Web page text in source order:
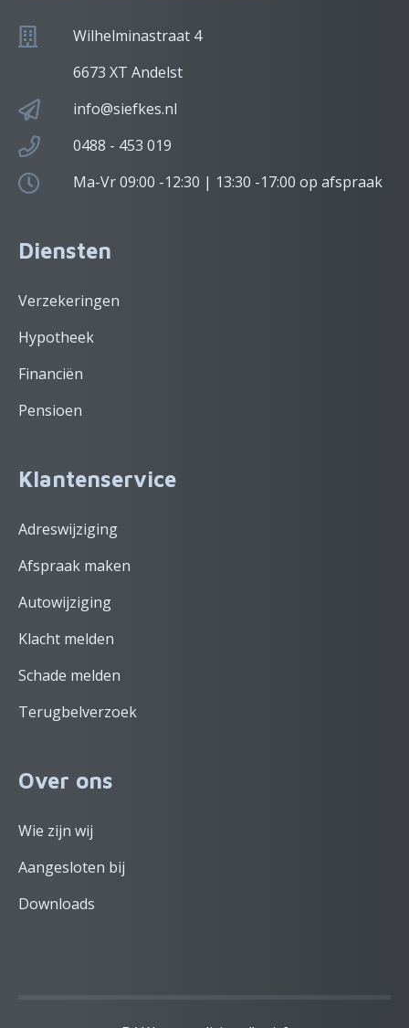
Wilhelminastraat 4
6673 XT Andelst
info@siefkes.nl
0488 - 453 019
Ma-Vr 09:00 -12:30 | 13:30 -17:00 op afspraak
Diensten
Verzekeringen
Hypotheek
Financiën
Pensioen
Klantenservice
Adreswijziging
Afspraak maken
Autowijziging
Klacht melden
Schade melden
Terugbelverzoek
Over ons
Wie zijn wij
Aangesloten bij
Downloads